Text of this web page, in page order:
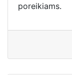
poreikiams.